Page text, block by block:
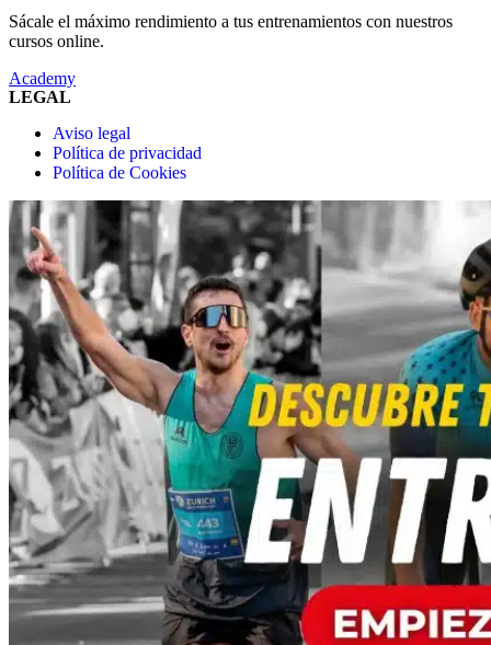
Sácale el máximo rendimiento a tus entrenamientos con nuestros
cursos online.
Academy
LEGAL
Aviso legal
Política de privacidad
Política de Cookies